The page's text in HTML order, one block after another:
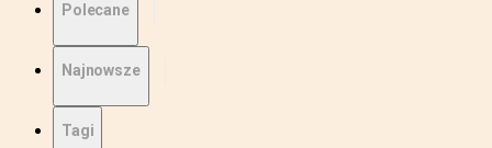
Polecane
Najnowsze
Tagi